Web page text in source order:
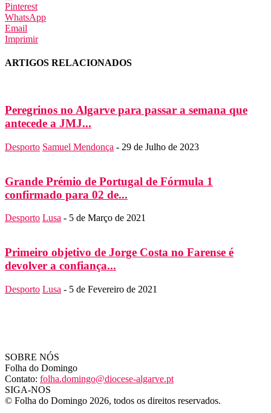
Pinterest
WhatsApp
Email
Imprimir
ARTIGOS RELACIONADOS
Peregrinos no Algarve para passar a semana que
antecede a JMJ...
Desporto Samuel Mendonça - 29 de Julho de 2023
Grande Prémio de Portugal de Fórmula 1
confirmado para 02 de...
Desporto Lusa - 5 de Março de 2021
Primeiro objetivo de Jorge Costa no Farense é
devolver a confiança...
Desporto Lusa - 5 de Fevereiro de 2021
SOBRE NÓS
Folha do Domingo
Contato: folha.domingo@diocese-algarve.pt
SIGA-NOS
© Folha do Domingo 2026, todos os direitos reservados.